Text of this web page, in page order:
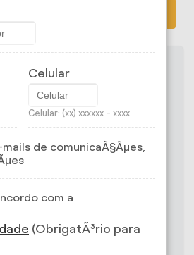
ADM
DE
- Seguro de
Plus
sem preocupações do dia
Celular
Celular: (xx) xxxxxx - xxxx
de comunicaÃ§Ãµes,
com a
(ObrigatÃ³rio para